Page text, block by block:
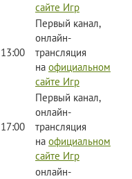
сайте Игр
13:00
Первый канал,
онлайн-
трансляция
на официальном
сайте Игр
17:00
Первый канал,
онлайн-
трансляция
на официальном
сайте Игр
онлайн-